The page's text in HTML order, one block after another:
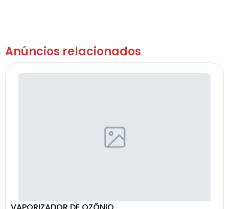
Anúncios relacionados